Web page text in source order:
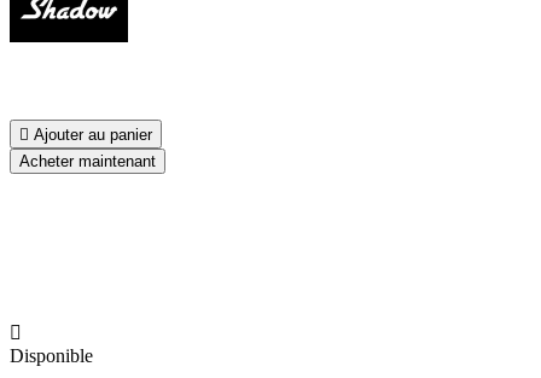
 Ajouter au panier
Acheter maintenant

Disponible